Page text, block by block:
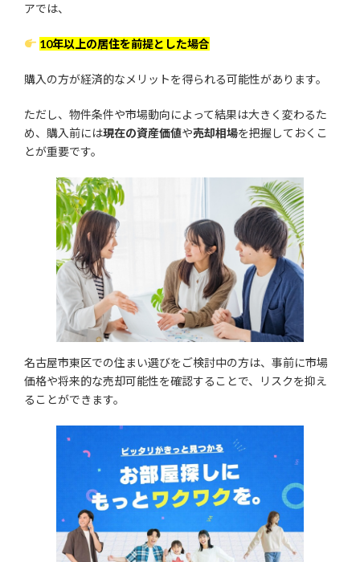
アでは、
10年以上の居住を前提とした場合
購入の方が経済的なメリットを得られる可能性があります。
ただし、物件条件や市場動向によって結果は大きく変わるた
め、購入前には現在の資産価値や売却相場を把握しておくこ
とが重要です。
名古屋市東区での住まい選びをご検討中の方は、事前に市場
価格や将来的な売却可能性を確認することで、リスクを抑え
ることができます。